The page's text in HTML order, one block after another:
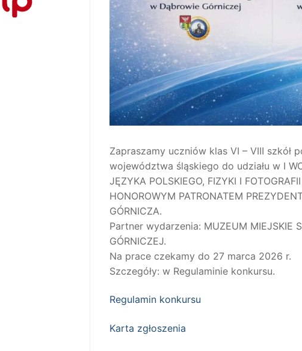
Zapraszamy uczniów klas VI – VIII szkół
województwa śląskiego do udziału w I
JĘZYKA POLSKIEGO, FIZYKI I
HONOROWYM PATRONATEM
GÓRNICZA.
Partner wydarzenia: MUZEUM MIEJSKIE
GÓRNICZEJ.
Na prace czekamy do 27 marca 2026 r.
Szczegóły: w Regulaminie konkursu.
Regulamin konkursu
Karta zgłoszenia